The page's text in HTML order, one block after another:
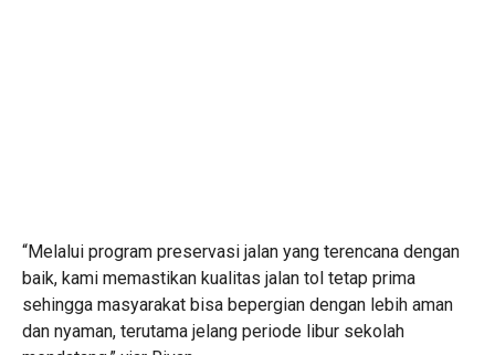
“Melalui program preservasi jalan yang terencana dengan
baik, kami memastikan kualitas jalan tol tetap prima
sehingga masyarakat bisa bepergian dengan lebih aman
dan nyaman, terutama jelang periode libur sekolah